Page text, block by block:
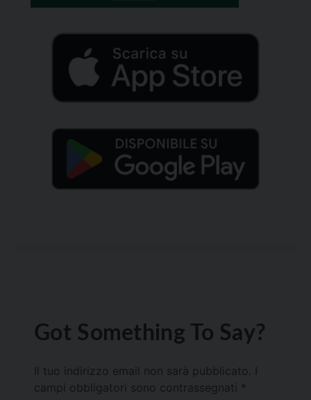
Got Something To Say?
Il tuo indirizzo email non sarà pubblicato.
campi obbligatori sono contrassegnati *